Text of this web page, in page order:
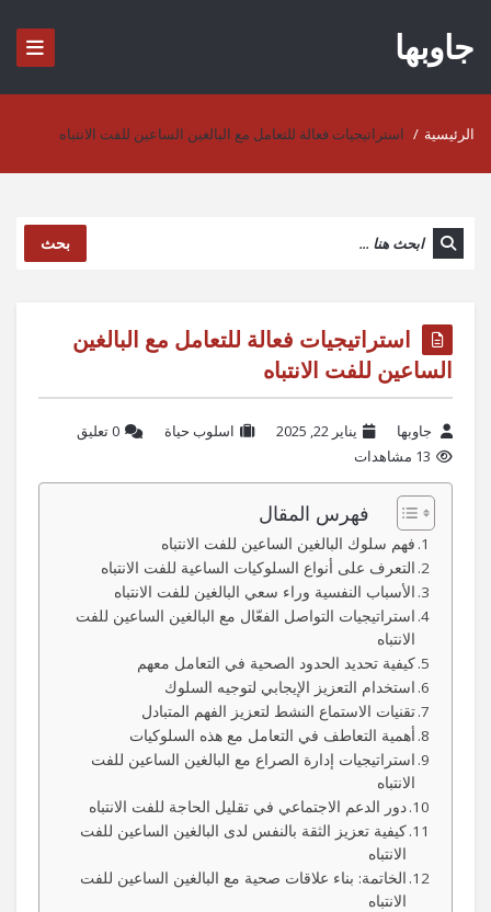
جاوبها
الرئيسية / استراتيجيات فعالة للتعامل مع البالغين الساعين للفت الانتباه
بحث
استراتيجيات فعالة للتعامل مع البالغين
الساعين للفت الانتباه
جاوبها يناير 22, 2025 اسلوب حياة
‫0 تعليق
13 مشاهدات
فهرس المقال
فهم سلوك البالغين الساعين للفت الانتباه
التعرف على أنواع السلوكيات الساعية للفت الانتباه
الأسباب النفسية وراء سعي البالغين للفت الانتباه
استراتيجيات التواصل الفعّال مع البالغين الساعين للفت
الانتباه
كيفية تحديد الحدود الصحية في التعامل معهم
استخدام التعزيز الإيجابي لتوجيه السلوك
تقنيات الاستماع النشط لتعزيز الفهم المتبادل
أهمية التعاطف في التعامل مع هذه السلوكيات
استراتيجيات إدارة الصراع مع البالغين الساعين للفت
الانتباه
دور الدعم الاجتماعي في تقليل الحاجة للفت الانتباه
كيفية تعزيز الثقة بالنفس لدى البالغين الساعين للفت
الانتباه
الخاتمة: بناء علاقات صحية مع البالغين الساعين للفت
الانتباه